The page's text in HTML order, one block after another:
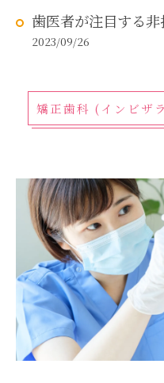
歯医者が注目する
2023/09/26
矯正歯科 (インビザ